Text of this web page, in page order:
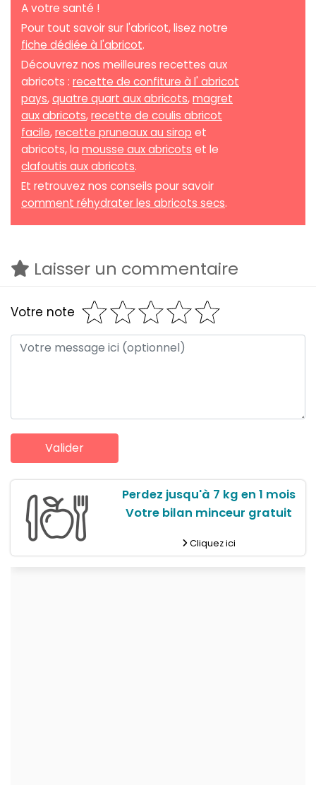
A votre santé !
Pour tout savoir sur l'abricot, lisez notre
fiche dédiée à l'abricot.
Découvrez nos meilleures recettes aux
abricots : recette de confiture à l' abricot
pays,quatre quart aux abricots,magret
aux abricots,recette de coulis abricot
facile,recette pruneaux au sirop et
abricots, la mousse aux abricots et le
clafoutis aux abricots.
Et retrouvez nos conseils pour savoir
comment réhydrater les abricots secs.
Laisser un commentaire
Votre note
Perdez jusqu'à 7 kg en 1 mois
Votre bilan minceur gratuit
Cliquez ici